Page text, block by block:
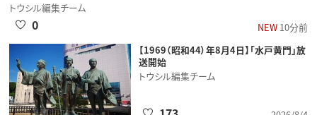
トウシル編集チーム
NEW10分前
0
【1969（昭和44）年8月4日】「水戸黄門」放
送開始
トウシル編集チーム